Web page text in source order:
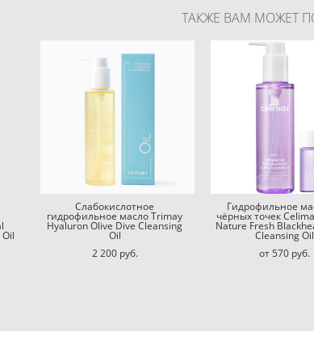
ТАКЖЕ ВАМ МОЖЕТ
Слабокислотное
гидрофильное масло Trimay
Hyaluron Olive Dive Cleansing
Oil
2 200 pуб.
Гидрофильное
чёрных точек
Nature Fresh
Cleansing Oil
от 570 pуб.